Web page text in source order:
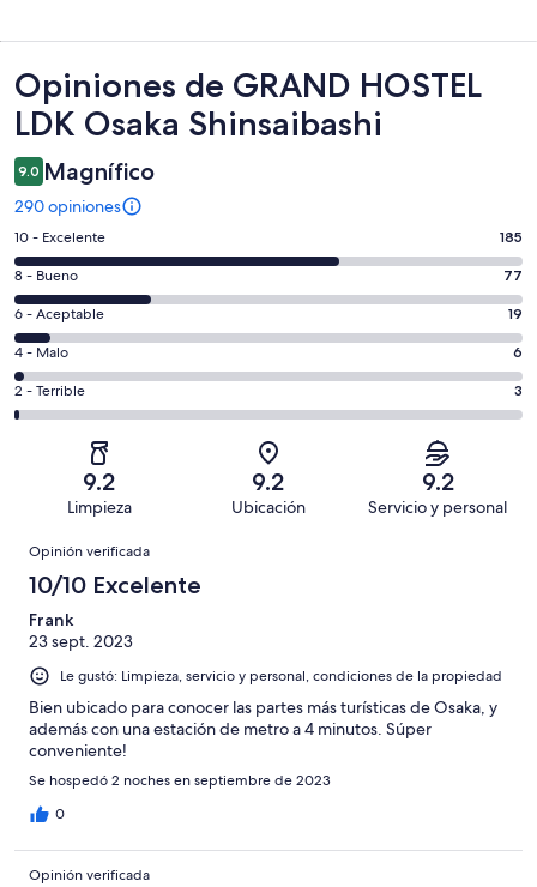
Opiniones
Opiniones de GRAND HOSTEL
LDK Osaka Shinsaibashi
9.0 Magnífico
290 opiniones
Puntuación
de
10,
es
decir,
Excelente.
Basada
en
opiniones
10 - Excelente 185
Puntuación
de
8,
es
decir,
Bueno.
opiniones
8 - Bueno 77
Puntuación
de
6,
es
decir,
Aceptable.
de
290
opiniones
6 - Aceptable 19
Puntuación
de
4,
Basada
de
opiniones
4 - Malo 6
Puntuación
de
Terrible.
Basada
de
290
opiniones
2 - Terrible 3
9.2
Limpieza
9.2
Ubicación
9.2
Servicio y personal
Opiniones
Opinión verificada
10/10 Excelente
Frank
23 sept. 2023
Le gustó: Limpieza, servicio y personal, condiciones de la propiedad
Bien ubicado para conocer las partes más turísticas de Osaka, y
además con una estación de metro a 4 minutos. Súper
conveniente!
Se hospedó 2 noches en septiembre de 2023
0
Opinión verificada